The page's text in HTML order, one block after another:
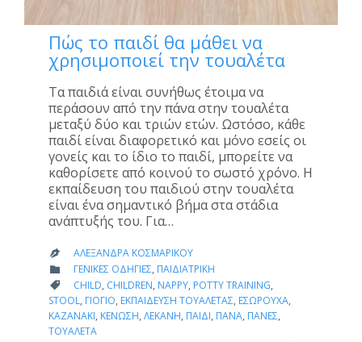
Πώς το παιδί θα μάθει να
χρησιμοποιεί την τουαλέτα
Τα παιδιά είναι συνήθως έτοιμα να
περάσουν από την πάνα στην τουαλέτα
μεταξύ δύο και τριών ετών. Ωστόσο, κάθε
παιδί είναι διαφορετικό και μόνο εσείς οι
γονείς και το ίδιο το παιδί, μπορείτε να
καθορίσετε από κοινού το σωστό χρόνο. Η
εκπαίδευση του παιδιού στην τουαλέτα
είναι ένα σημαντικό βήμα στα στάδια
ανάπτυξής του. Για…
 ΑΛΕΞΆΝΔΡΑ ΚΟΣΜΑΡΊΚΟΥ
 CATEGORY
ΓΕΝΙΚΈΣ ΟΔΗΓΊΕΣ, ΠΑΙΔΙΑΤΡΙΚΉ
 CATEGORY
CHILD, CHILDREN, NAPPY, POTTY TRAINING,
STOOL, ΓΙΟΓΙΌ, ΕΚΠΑΊΔΕΥΣΗ ΤΟΥΑΛΈΤΑΣ, ΕΣΏΡΟΥΧΑ,
ΚΑΖΑΝΆΚΙ, ΚΈΝΩΣΗ, ΛΕΚΆΝΗ, ΠΑΙΔΊ, ΠΆΝΑ, ΠΆΝΕΣ,
ΤΟΥΑΛΈΤΑ